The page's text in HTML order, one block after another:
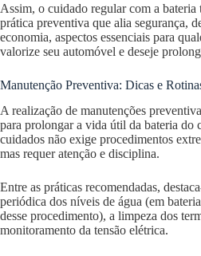
Assim, o cuidado regular com a bateria
prática preventiva que alia segurança,
economia, aspectos essenciais para
valorize seu automóvel e deseje
Manutenção Preventiva: Dicas e
A realização de manutenções
para prolongar a vida útil da bateria do
cuidados não exige procedimentos
mas requer atenção e disciplina.
Entre as práticas recomendadas,
periódica dos níveis de água (em
desse procedimento), a limpeza dos
monitoramento da tensão elétrica.